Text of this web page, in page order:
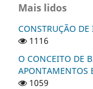
Mais lidos
CONSTRUÇÃO
1116
O CONCEITO DE
APONTAMENTOS
1059